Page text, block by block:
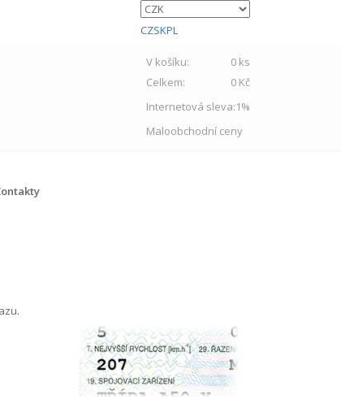
CZSKPL
V košíku:
0 ks
Celkem:
0 Kč
Internetová sleva:1%
Maloobchodní ceny